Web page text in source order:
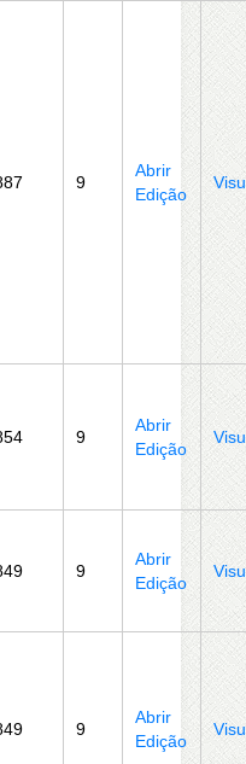
9
Abrir
Edição
9
Abrir
Edição
9
Abrir
Edição
9
Abrir
Edição